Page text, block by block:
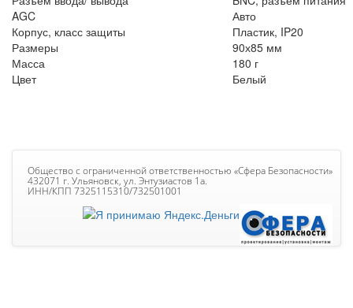
AGC
Авто
Корпус, класс защиты
Пластик, IP20
Размеры
90х85 мм
Масса
180 г
Цвет
Белый
Общество с ограниченной ответственностью «Сфера Безопасности»
432071 г. Ульяновск, ул. Энтузиастов 1а.
ИНН/КПП 7325115310/732501001